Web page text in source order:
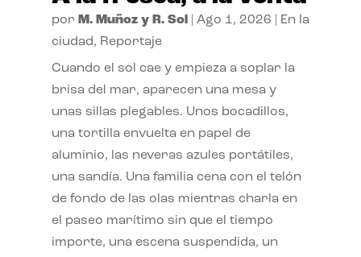
por M. Muñoz y R. Sol| Ago 1, 2026
En la
ciudad, Reportaje
Cuando el sol cae y empieza a soplar la
brisa del mar, aparecen una mesa y
unas sillas plegables. Unos bocadillos,
una tortilla envuelta en papel de
aluminio, las neveras azules portátiles,
una sandía. Una familia cena con el telón
de fondo de las olas mientras charla en
el paseo marítimo sin que el tiempo
importe, una escena suspendida, un